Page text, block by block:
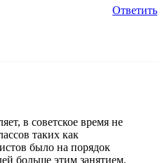
Ответить
в советское время не
таких как
было на порядок
больше этим занятием,